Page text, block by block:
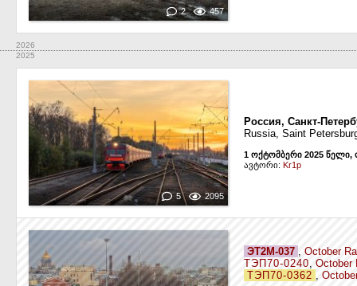
2 457
2026
2025
5 2095
Россия, Санкт-
Russia, Saint
1 ოქტომბერი 2025 წელი,
ავტორი: Kr1p
ЭТ2М-037 , October
ТЭП70-0240, October
ТЭП70-0362 ,